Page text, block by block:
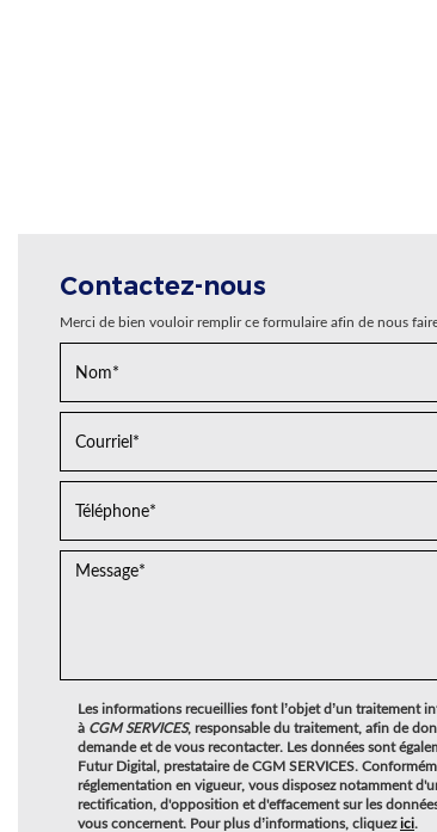
Contactez-nous
Merci de bien vouloir remplir ce formulaire afin de nous
Les informations recueillies font l’objet d’un traitement
à CGM SERVICES, responsable du traitement, afin de
demande et de vous recontacter. Les données sont
Futur Digital, prestataire de CGM SERVICES.
réglementation en vigueur, vous disposez notamment
rectification, d'opposition et d'effacement sur les
vous concernent. Pour plus d’informations, cliquezici.